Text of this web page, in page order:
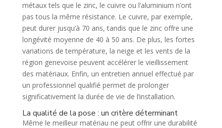
métaux tels que le zinc, le cuivre ou l’aluminium n’ont
pas tous la même résistance. Le cuivre, par exemple,
peut durer jusqu’à 70 ans, tandis que le zinc offre une
longévité moyenne de 40 à 50 ans. De plus, les fortes
variations de température, la neige et les vents de la
région genevoise peuvent accélérer le vieillissement
des matériaux. Enfin, un entretien annuel effectué par
un professionnel qualifié permet de prolonger
significativement la durée de vie de l’installation.
La qualité de la pose : un critère déterminant
Même le meilleur matériau ne peut offrir une durabilité